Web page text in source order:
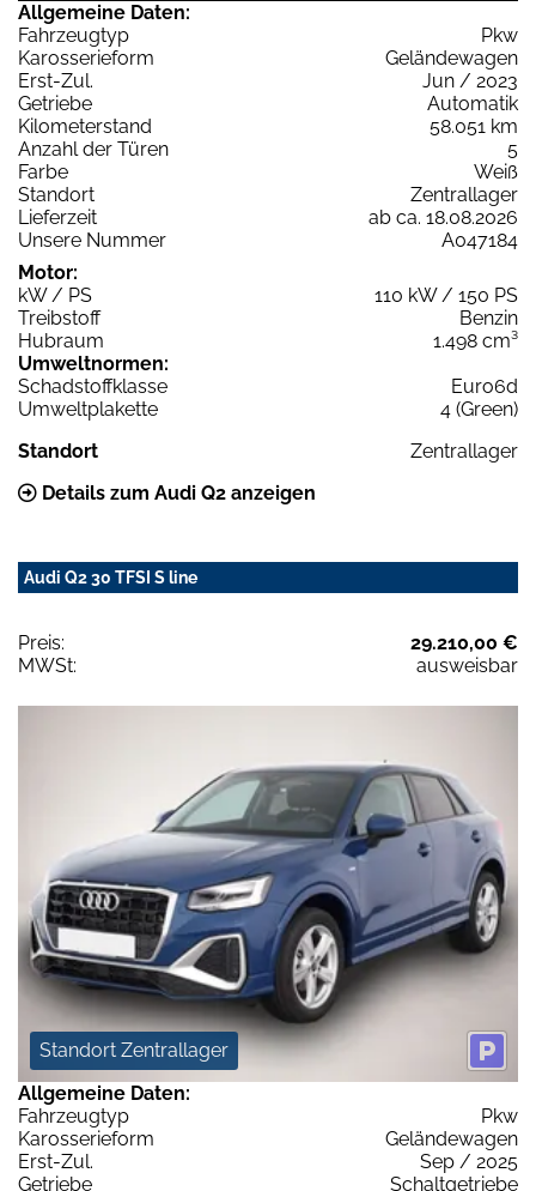
Allgemeine Daten:
Fahrzeugtyp
Pkw
Karosserieform
Geländewagen
Erst-Zul.
Jun / 2023
Getriebe
Automatik
Kilometerstand
58.051 km
Anzahl der Türen
5
Farbe
Weiß
Standort
Zentrallager
Lieferzeit
ab ca. 18.08.2026
Unsere Nummer
A047184
Motor:
kW / PS
110 kW / 150 PS
Treibstoff
Benzin
Hubraum
1.498 cm³
Umweltnormen:
Schadstoffklasse
Euro6d
Umweltplakette
4 (Green)
Standort
Zentrallager
Details zum Audi Q2 anzeigen
Audi Q2 30 TFSI S line
Preis:
29.210,00 €
MWSt:
ausweisbar
Standort Zentrallager
Allgemeine Daten:
Fahrzeugtyp
Pkw
Karosserieform
Geländewagen
Erst-Zul.
Sep / 2025
Getriebe
Schaltgetriebe